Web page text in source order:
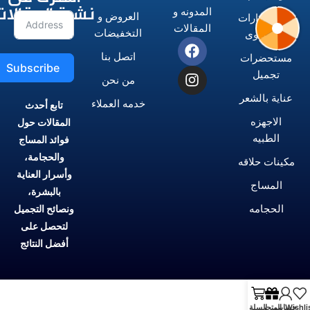
الاستشوارات
و المكاوى
مستحضرات
تجميل
عناية بالشعر
الاجهزه
الطبيه
مكينات حلاقه
المساج
الحجامه
المدونه و
المقالات
العروض و
التخفيضات
اتصل بنا
من نحن
خدمه العملاء
نشرة
Subscribe
تابع أحدث
المقالات حول
فوائد المساج
والحجامة،
وأسرار العناية
بالبشرة،
ونصائح التجميل
لتحصل على
أفضل النتائج
حسابيالمتجرالسلة